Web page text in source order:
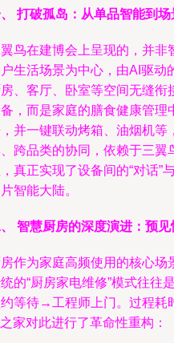
打破孤岛：从单品智能到
鸟在建博会上呈现的，并非
生活场景为中心，由AI驱动
、客厅、卧室等空间无缝衔
，而是家庭的膳食健康管理
并一键联动烤箱、油烟机等
跨品类的协同，依赖于三翼
真正实现了设备间的“对话”
智能大陆。
智慧厨房的深度演进：预
作为家庭高频使用的核心场
的“厨房家电维修”模式往
等待→工程师上门。过程耗
家对此进行了革命性重构：